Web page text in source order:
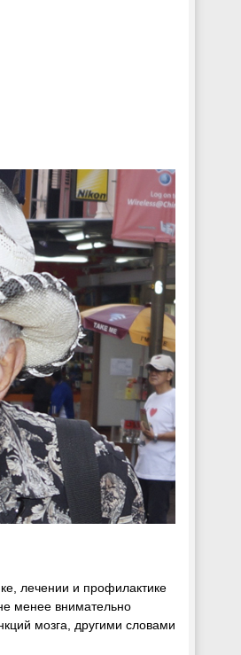
лечении и профилактике
менее внимательно
мозга, другими словами